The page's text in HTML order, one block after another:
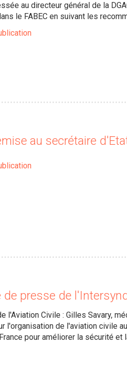
au directeur général de la
le FABEC en suivant les
au secrétaire
presse de
l'Aviation Civile : Gilles Savary,
l'organisation de l'aviation civile
pour améliorer la sécurité